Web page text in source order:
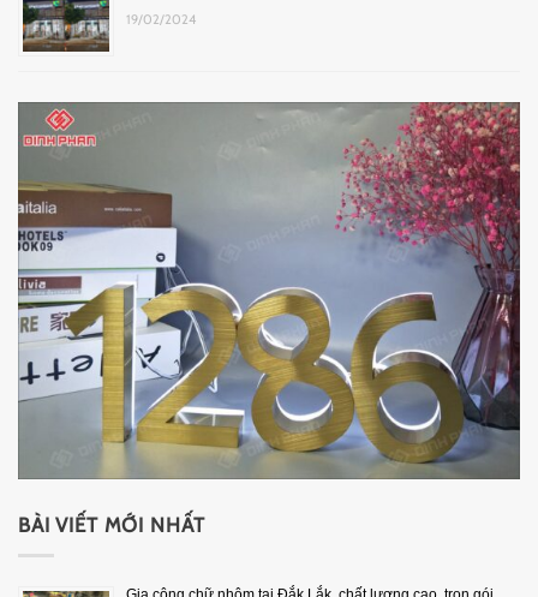
19/02/2024
BÀI VIẾT MỚI NHẤT